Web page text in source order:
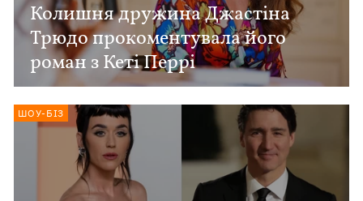
Колишня дружина Джастіна
Трюдо прокоментувала його
роман з Кеті Перрі
ШОУ-БІЗ